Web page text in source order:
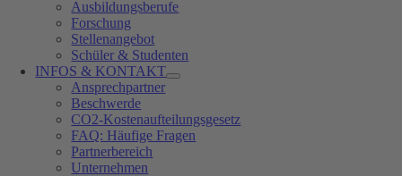
Ausbildungsberufe
Forschung
Stellenangebot
Schüler & Studenten
INFOS & KONTAKT
Ansprechpartner
Beschwerde
CO2-Kostenaufteilungsgesetz
FAQ: Häufige Fragen
Partnerbereich
Unternehmen